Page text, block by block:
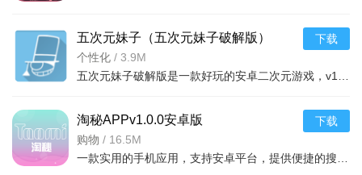
五次元妹子（五次元妹子破解版）
v1.3.0 安卓最新版下载
个性化 / 3.9M
下载
淘秘APPv1.0.0安卓版
购物 / 16.5M
下载